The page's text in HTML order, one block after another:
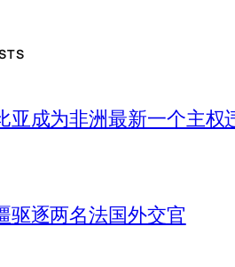
亚成为非洲最新一个主权
驱逐两名法国外交官